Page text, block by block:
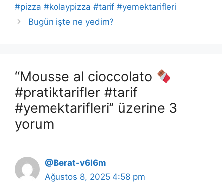
#pizza #kolaypizza #tarif #yemektarifleri
Bugün işte ne yedim?
“Mousse al cioccolato
#pratiktarifler #tarif
#yemektarifleri” üzerine 3
yorum
@Berat-v6l6m
Ağustos 8, 2025 4:58 pm